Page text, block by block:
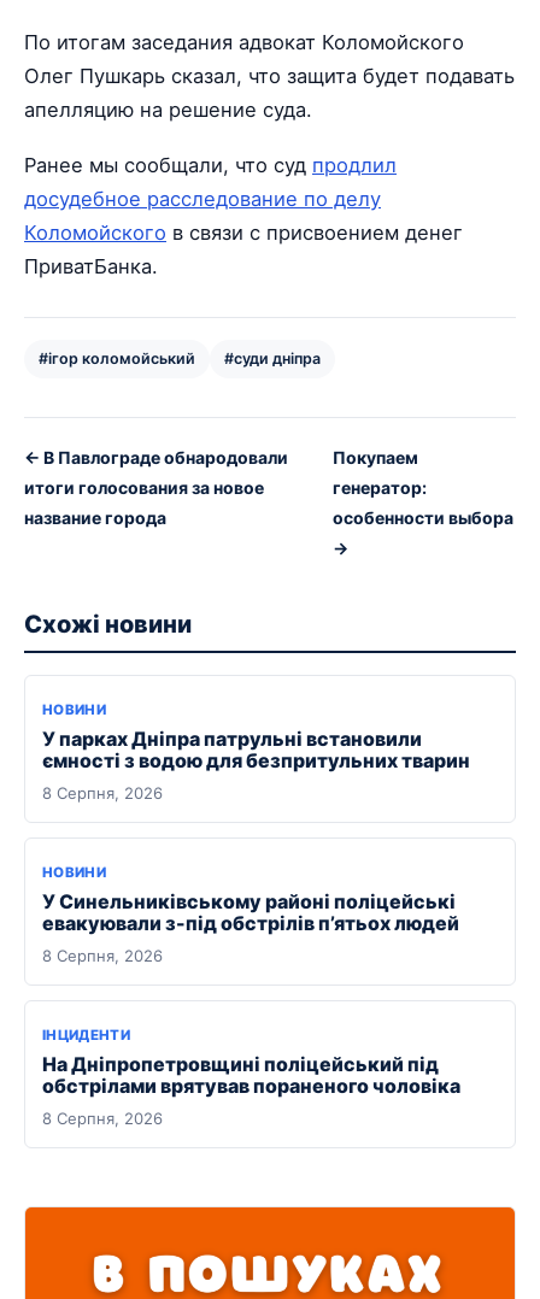
По итогам заседания адвокат Коломойского
Олег Пушкарь сказал, что защита будет подавать
апелляцию на решение суда.
Ранее мы сообщали, что суд продлил
досудебное расследование по делу
Коломойского в связи с присвоением денег
ПриватБанка.
#ігор коломойський #суди дніпра
← В Павлограде обнародовали
итоги голосования за новое
название города
Покупаем
генератор:
особенности выбора
→
Схожі новини
НОВИНИ
У парках Дніпра патрульні встановили
ємності з водою для безпритульних тварин
8 Серпня, 2026
НОВИНИ
У Синельниківському районі поліцейські
евакуювали з-під обстрілів п’ятьох людей
8 Серпня, 2026
ІНЦИДЕНТИ
На Дніпропетровщині поліцейський під
обстрілами врятував пораненого чоловіка
8 Серпня, 2026